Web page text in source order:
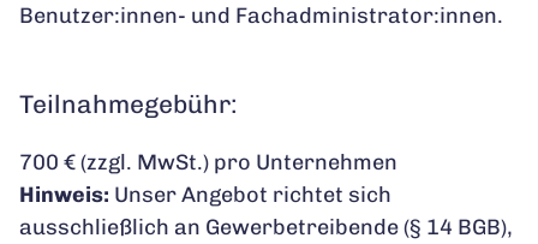
Benutzer:innen- und Fachadministrator:innen.
Teilnahmegebühr:
700 € (zzgl. MwSt.) pro Unternehmen
Hinweis: Unser Angebot richtet sich
ausschließlich an Gewerbetreibende (§ 14 BGB),